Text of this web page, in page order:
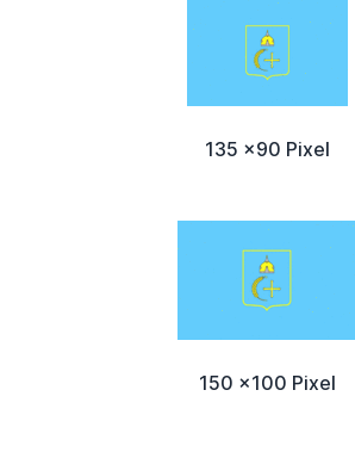
135 x90 Pixel
150 x100 Pixel